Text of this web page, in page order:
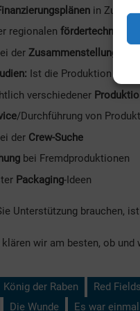
in
regionalen
der Zusammenstellung und
Ist die Produktion mit
verschiedener
/Durchführung von
derCrew-Suche
bei Fremdproduktionen
Packaging-Ideen
Unterstützung brauchen,
wir am besten, ob
König der Raben Red Fields
Die Wunde Es war